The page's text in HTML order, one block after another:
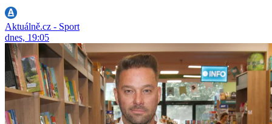
Aktuálně.cz - Sport
dnes, 19:05